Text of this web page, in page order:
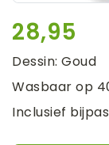
28,95
Dessin: Goud
Wasbaar op
Inclusief